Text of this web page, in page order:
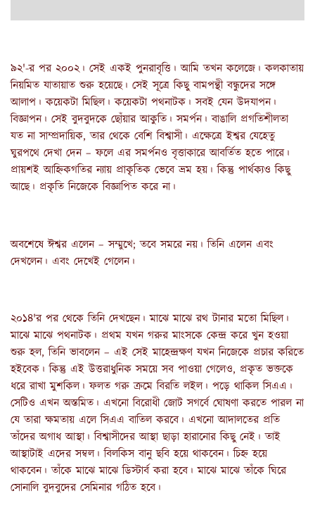
৯২'-র পর ২০০২। সেই একই পুনরাবৃত্তি। আমি তখন কলেজে। কলকাতায়
নিয়মিত যাতায়াত শুরু হয়েছে। সেই সূত্রে কিছু বামপন্থী বন্ধুদের সঙ্গে
আলাপ। কয়েকটা মিছিল। কয়েকটা পথনাটক। সবই যেন উদযাপন।
বিজ্ঞাপন। সেই বুদবুদকে ছোঁয়ার আকুতি। সমর্পন। বাঙালি প্রগতিশীলতা
যত না সাম্প্রদায়িক, তার থেকে বেশি বিশ্বাসী। এক্ষেত্রে ইশ্বর যেহেতু
ঘুরপথে দেখা দেন – ফলে এর সমর্পনও বৃত্তাকারে আবর্তিত হতে পারে।
প্রায়শই আহ্নিকগতির ন্যায় প্রাকৃতিক ভেবে ভ্রম হয়। কিন্তু পার্থক্যও কিছু
আছে। প্রকৃতি নিজেকে বিজ্ঞাপিত করে না।
অবশেষে ঈশ্বর এলেন – সম্মুখে; তবে সমরে নয়। তিনি এলেন এবং
দেখলেন। এবং দেখেই গেলেন।
২০১৪'র পর থেকে তিনি দেখছেন। মাঝে মাঝে রথ টানার মতো মিছিল।
মাঝে মাঝে পথনাটক। প্রথম যখন গরুর মাংসকে কেন্দ্র করে খুন হওয়া
শুরু হল, তিনি ভাবলেন – এই সেই মাহেন্দ্রক্ষণ যখন নিজেকে প্রচার করিতে
হইবেক। কিন্তু এই উত্তরাধুনিক সময়ে সব পাওয়া গেলেও, প্রকৃত ভক্তকে
ধরে রাখা মুশকিল। ফলত গরু ক্রমে বিরতি লইল। পড়ে থাকিল সিএএ।
সেটিও এখন অস্তমিত। এখনো বিরোধী জোট সগর্বে ঘোষণা করতে পারল না
যে তারা ক্ষমতায় এলে সিএএ বাতিল করবে। এখনো আদালতের প্রতি
তাঁদের অগাধ আস্থা। বিশ্বাসীদের আস্থা ছাড়া হারানোর কিছু নেই। তাই
আস্থাটাই এদের সম্বল। বিলকিস বানু ছবি হয়ে থাকবেন। চিহ্ন হয়ে
থাকবেন। তাঁকে মাঝে মাঝে ডিস্টার্ব করা হবে। মাঝে মাঝে তাঁকে ঘিরে
সোনালি বুদবুদের সেমিনার গঠিত হবে।